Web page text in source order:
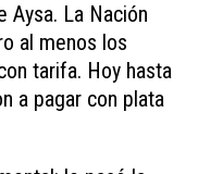
Aysa. La Nación
al menos los
tarifa. Hoy hasta
a pagar con plata